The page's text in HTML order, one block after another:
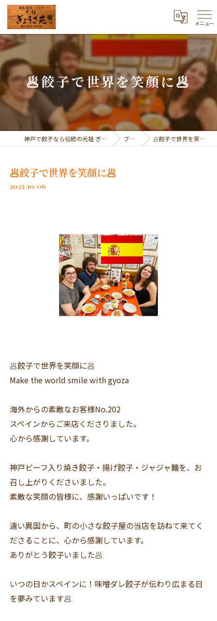
メニュー
🥟餃子で世界を笑顔に🥟
神戸で餃子なら伝統の元祖 ぎょうざ苑 ブログ 🥟餃子で世界を笑顔に🥟
🥟餃子で世界を笑顔に🥟
2025/10/06
🥟餃子で世界を笑顔に🥟
Make the world smile with gyoza
海外からの素敵なお客様No.202
スペインからご来店くださりました。
心から感謝しています。
神戸ビーフ入り焼き餃子・揚げ餃子・ジャジャ麺を、お
召し上がりくださいました。
素敵な笑顔の皆様に、感謝いっぱいです！
遠い異国から、町の小さな餃子屋の当店を訪ねて来てく
ださることに、心から感謝しています。
ありがとう餃子いました🥟
いつの日かスペインに！味噌ダレ餃子が伝わり広まる日
を夢みています🥟